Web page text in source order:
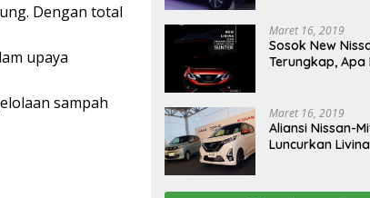
Dengan total
upaya
sampah
Maret 16, 2019
Sosok New
Terungkap, Apa
Maret 16, 2019
Aliansi Nissan-
Luncurkan